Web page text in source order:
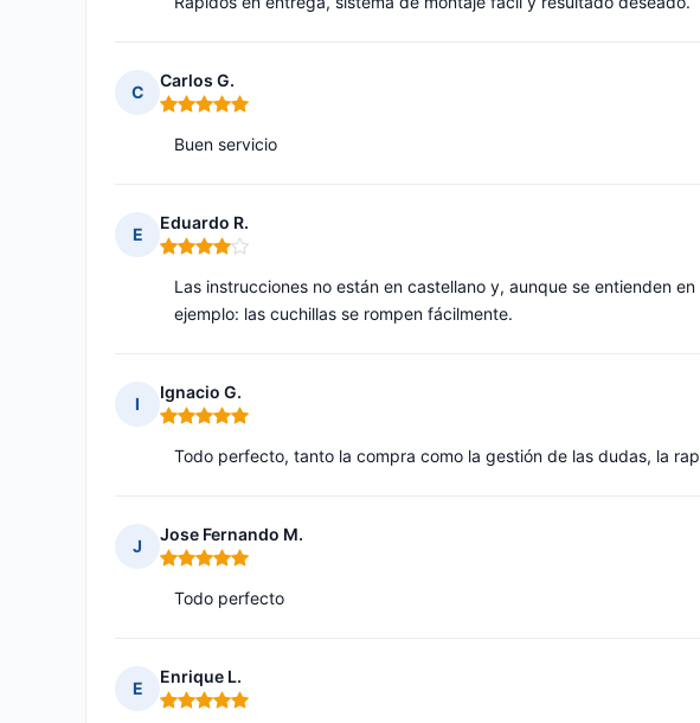
C
Carlos G.
Nota: 5 de 5
Buen servicio
E
Eduardo R.
Nota: 4 de 5
Las instrucciones no están en castellano y, aunque se entienden
ejemplo: las cuchillas se rompen fácilmente.
I
Ignacio G.
Nota: 5 de 5
Todo perfecto, tanto la compra como la gestión de las dudas, la
J
Jose Fernando M.
Nota: 5 de 5
Todo perfecto
E
Enrique L.
Nota: 5 de 5